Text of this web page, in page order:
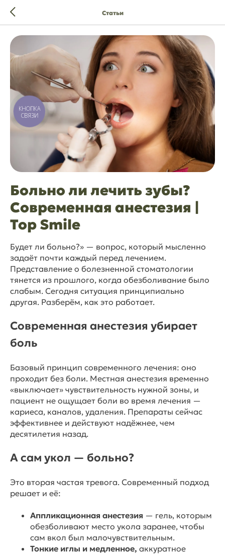
Статьи
Больно ли лечить зубы?
Современная анестезия |
Top Smile
Будет ли больно?» — вопрос, который мысленно
задаёт почти каждый перед лечением.
Представление о болезненной стоматологии
тянется из прошлого, когда обезболивание было
слабым. Сегодня ситуация принципиально
другая. Разберём, как это работает.
Современная анестезия убирает
боль
Базовый принцип современного лечения: оно
проходит без боли. Местная анестезия временно
«выключает» чувствительность нужной зоны, и
пациент не ощущает боли во время лечения —
кариеса, каналов, удаления. Препараты сейчас
эффективнее и действуют надёжнее, чем
десятилетия назад.
А сам укол — больно?
Это вторая частая тревога. Современный подход
решает и её:
Аппликационная анестезия — гель, которым
обезболивают место укола заранее, чтобы
сам вкол был малочувствительным.
Тонкие иглы и медленное, аккуратное
КНОПКА
СВЯЗИ